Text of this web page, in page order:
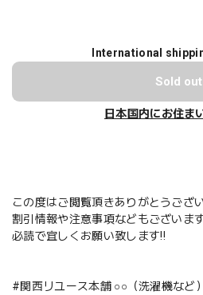
International
Sold out
日本国内にお住ま
この度はご閲覧頂きありがとうござ
割引情報や注意事項などもございま
必読で宜しくお願い致します‼️
#関西リユース本舗 ○○（洗濯機など